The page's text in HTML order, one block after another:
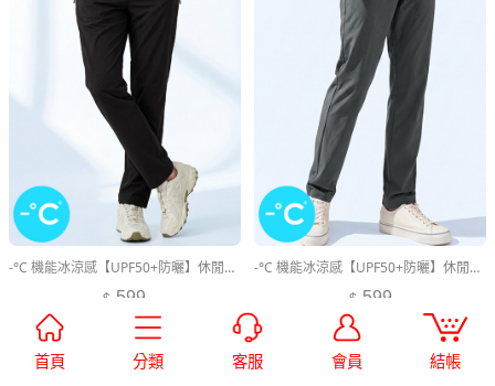
首頁 分類 客服 會員 結帳
-°C 機能冰涼感【UPF50+防曬】休閒長褲-男裝
599
-°C 機能冰涼感【UPF50+防曬】休閒長褲-男裝
599